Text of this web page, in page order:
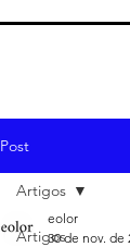
Post
Artigos
Artigos
eolor
30 de nov. de